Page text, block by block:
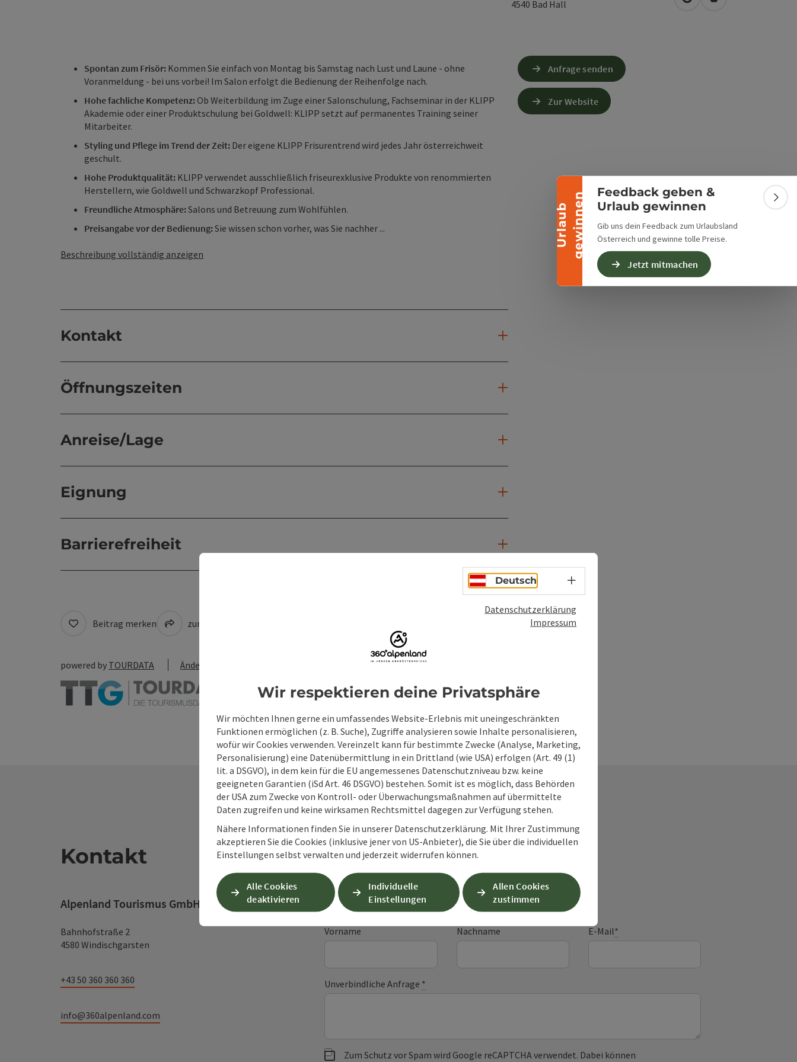
U
r
l
a
u
b
g
e
w
i
n
n
en
Banner einklappen
Feedback geben &
Urlaub gewinnen
Gib uns dein Feedback zum Urlaubsland
Österreich und gewinne tolle Preise.
Jetzt mitmachen
4540 Bad Hall in Google Maps öffnen
in Apple Maps
Spontan zum Frisör: Kommen Sie einfach von Montag bis Samstag nach Lust und Laune - ohne
Voranmeldung - bei uns vorbei! Im Salon erfolgt die Bedienung der Reihenfolge nach.
Hohe fachliche Kompetenz:Ob Weiterbildung im Zuge einer Salonschulung, Fachseminar in der KLIPP
Akademie oder einer Produktschulung bei Goldwell: KLIPP setzt auf permanentes Training seiner
Mitarbeiter.
Styling und Pflege im Trend der Zeit: Der eigene KLIPP Frisurentrend wird jedes Jahr österreichweit
geschult.
Hohe Produktqualität: KLIPP verwendet ausschließlich friseurexklusive Produkte von renommierten
Herstellern, wie Goldwell und Schwarzkopf Professional.
Freundliche Atmosphäre:Salons und Betreuung zum Wohlfühlen.
Preisangabe vor der Bedienung:Sie wissen schon vorher, was Sie nachher ...
Beschreibung vollständig anzeigen
Kontakt
Öffnungszeiten
Anreise/Lage
Eignung
Barrierefreiheit
Anfrage senden
Zur Website
Beitrag merken zum Merkzettel
powered by TOURDATA Änderung vorschlagen
Kontakt
Alpenland Tourismus GmbH
Bahnhofstraße 2
4580 Windischgarsten
+43 50 360 360 360
info@360alpenland.com
Unverbindliche Anfrage
Felder mit *sind Pflichtfelder
Vorname Nachname E-Mail*
Unverbindliche Anfrage *
Zum Schutz vor Spam wird Google reCAPTCHA verwendet. Dabei können
Deutsch Sprachwahl - Menü öffnen
Datenschutzerklärung
Impressum
Wir respektieren deine Privatsphäre
Wir möchten Ihnen gerne ein umfassendes Website-Erlebnis mit uneingeschränkten
Funktionen ermöglichen (z. B. Suche), Zugriffe analysieren sowie Inhalte personalisieren,
wofür wir Cookies verwenden. Vereinzelt kann für bestimmte Zwecke (Analyse, Marketing,
Personalisierung) eine Datenübermittlung in ein Drittland (wie USA) erfolgen (Art. 49 (1)
lit. a DSGVO), in dem kein für die EU angemessenes Datenschutzniveau bzw. keine
geeigneten Garantien (iSd Art. 46 DSGVO) bestehen. Somit ist es möglich, dass Behörden
der USA zum Zwecke von Kontroll- oder Überwachungsmaßnahmen auf übermittelte
Daten zugreifen und keine wirksamen Rechtsmittel dagegen zur Verfügung stehen.
Nähere Informationen finden Sie in unserer Datenschutzerklärung. Mit Ihrer Zustimmung
akzeptieren Sie die Cookies (inklusive jener von US-Anbieter), die Sie über die individuellen
Einstellungen selbst verwalten und jederzeit widerrufen können.
Alle Cookies
deaktivieren
Individuelle
Einstellungen
Allen Cookies
zustimmen